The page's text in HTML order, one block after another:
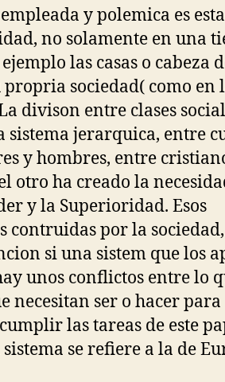
y polemica es esta
no solamente en una
las casas o cabeza
sociedad( como en
divison entre clases
jerarquica, entre
y hombres, entre
otro ha creado la
y la Superioridad. Esos
contruidas por la
si una sistem que los
unos conflictos entre lo
necesitan ser o hacer para
las tareas de este
se refiere a la de